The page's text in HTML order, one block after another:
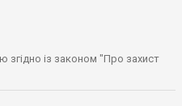
згідно із законом "Про захист